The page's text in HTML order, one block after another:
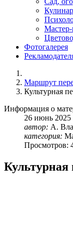
Фотогалерея
Маршрут
Культурная
Информация о
26 июнь 2025
автор: А.
категория:
Просмотров:
Культурная